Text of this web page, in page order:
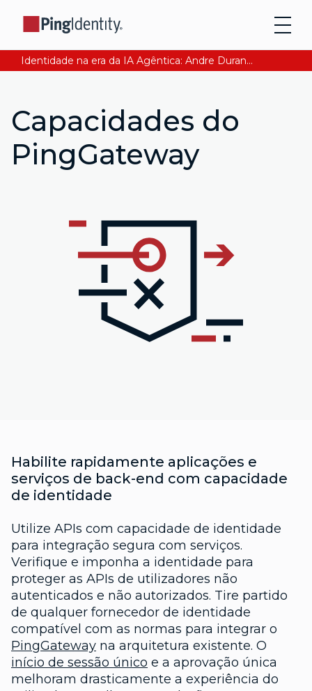
Identidade na era da IA Agêntica: Andre Durand explica como garantir a confiança digital. Leia agora
Capacidades do
PingGateway
Habilite rapidamente aplicações e
serviços de back-end com capacidade
de identidade
Utilize APIs com capacidade de identidade
para integração segura com serviços.
Verifique e imponha a identidade para
proteger as APIs de utilizadores não
autenticados e não autorizados. Tire partido
de qualquer fornecedor de identidade
compatível com as normas para integrar o
PingGateway na arquitetura existente. O
início de sessão único e a aprovação única
melhoram drasticamente a experiência do